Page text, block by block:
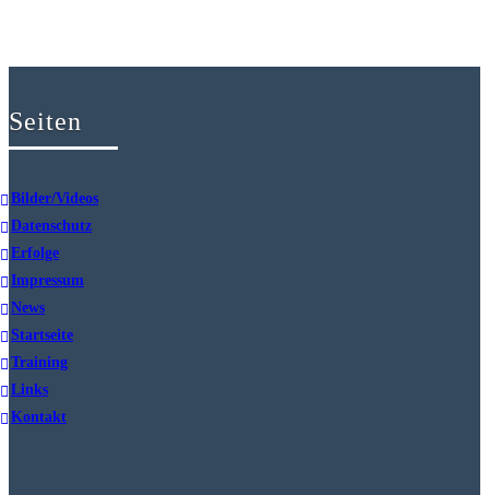
Seiten
Bilder/Videos
Datenschutz
Erfolge
Impressum
News
Startseite
Training
Links
Kontakt